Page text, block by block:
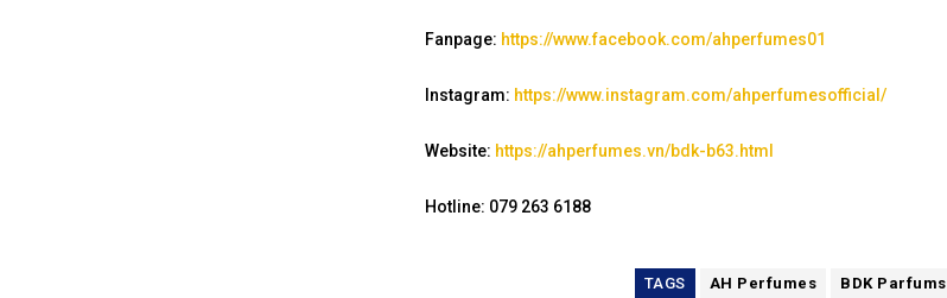
Fanpage: https://www.facebook.com/ahperfumes01
Instagram: https://www.instagram.com/ahperfumesofficial/
Website: https://ahperfumes.vn/bdk-b63.html
Hotline: 079 263 6188
TAGS AH Perfumes BDK Parfums